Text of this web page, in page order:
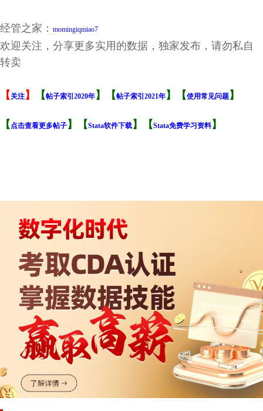
经管之家： momingiqmiao7
欢迎关注，分享更多实用的数据，独家发布，请勿私自
转卖
【 关注 】 【帖子索引2020年 】【帖子索引2021年 】【使用常见问题 】
【 点击查看更多帖子 】【Stata软件下载 】【Stata免费学习资料 】